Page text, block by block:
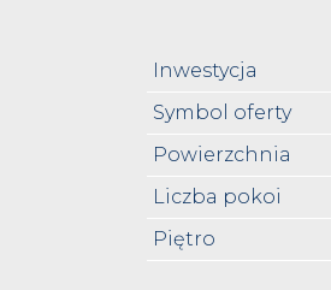
Inwestycja
Symbol oferty
Powierzchnia
Liczba pokoi
Piętro